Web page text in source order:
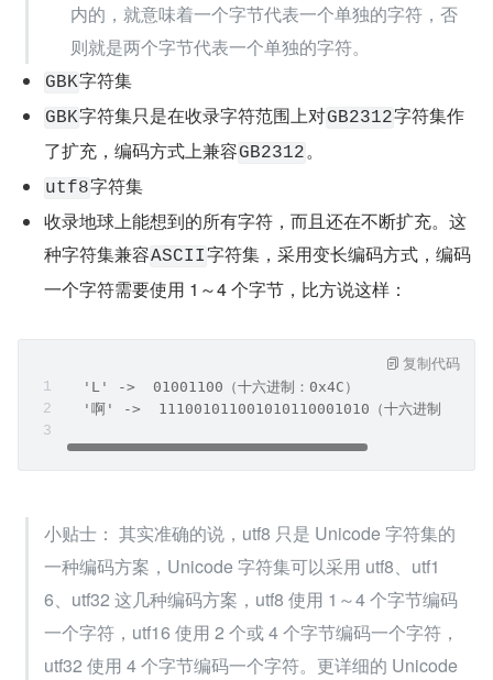
内的，就意味着一个字节代表一个单独的字符，否
则就是两个字节代表一个单独的字符。
GBK字符集
GBK字符集只是在收录字符范围上对GB2312字符集作
了扩充，编码方式上兼容GB2312。
utf8字符集
收录地球上能想到的所有字符，而且还在不断扩充。这
种字符集兼容ASCII字符集，采用变长编码方式，编码
一个字符需要使用 1～4 个字节，比方说这样：
  'L' ->  01001100（十六进制：0x4C）
'啊' ->  111001011001010110001010（十六进制：
复制代码
小贴士： 其实准确的说，utf8 只是 Unicode 字符集的
一种编码方案，Unicode 字符集可以采用 utf8、utf1
6、utf32 这几种编码方案，utf8 使用 1～4 个字节编码
一个字符，utf16 使用 2 个或 4 个字节编码一个字符，
utf32 使用 4 个字节编码一个字符。更详细的 Unicode